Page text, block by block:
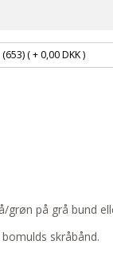
på grå bund
skråbånd.